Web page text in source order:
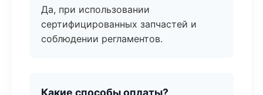
Да, при использовании
сертифицированных запчастей и
соблюдении регламентов.
Какие способы оплаты?